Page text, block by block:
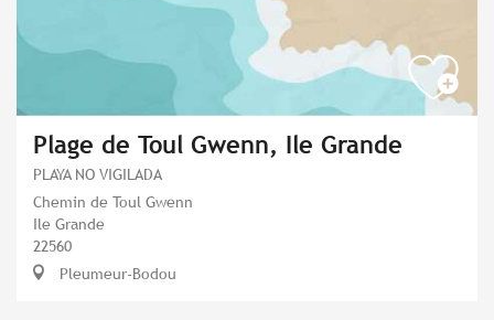
Plage de Toul Gwenn, Ile Grande
PLAYA NO VIGILADA
Chemin de Toul Gwenn
Ile Grande
22560
Pleumeur-Bodou